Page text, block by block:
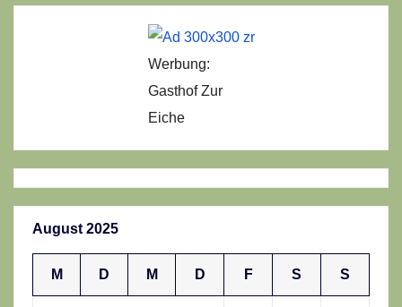
Werbung:
Gasthof Zur
Eiche
August 2025
M D M D F S S